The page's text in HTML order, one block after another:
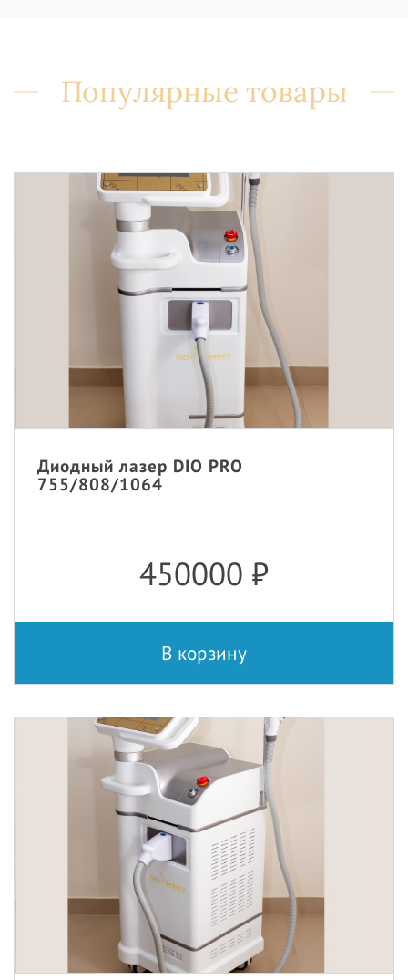
Популярные товары
Диодный лазер DIO PRO
755/808/1064
450000 ₽
В корзину